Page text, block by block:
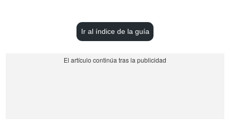
Ir al índice de la guía